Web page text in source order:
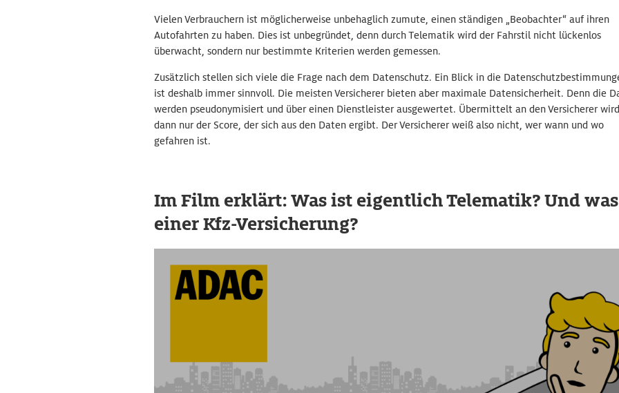
Vielen Verbrauchern ist möglicherweise unbehaglich zumute, einen ständigen „Beobachter“ auf ihren
Autofahrten zu haben. Dies ist unbegründet, denn durch Telematik wird der Fahrstil nicht lückenlos
überwacht, sondern nur bestimmte Kriterien werden gemessen.
Zusätzlich stellen sich viele die Frage nach dem Datenschutz. Ein Blick in die
ist deshalb immer sinnvoll. Die meisten Versicherer bieten aber maximale Datensicherheit. Denn die
werden pseudonymisiert und über einen Dienstleister ausgewertet. Übermittelt an den Versicherer wird
dann nur der Score, der sich aus den Daten ergibt. Der Versicherer weiß also nicht, wer wann und wo
gefahren ist.
Im Film erklärt: Was ist eigentlich Telematik? Und
einer Kfz-Versicherung?